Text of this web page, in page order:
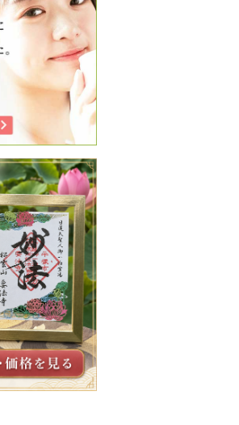
代
えば？戦争支持
Azuma様あり
ます。 確かに
争うだけ、全体
です。でもねそ
です。一生歴...